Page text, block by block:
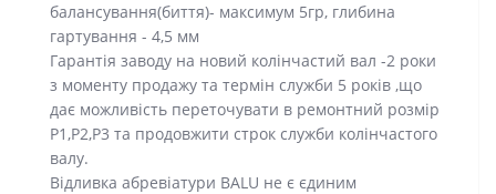
балансування(биття)- максимум 5гр, глибина
гартування - 4,5 мм
Гарантія заводу на новий колінчастий вал -2 роки
з моменту продажу та термін служби 5 років ,що
дає можливість переточувати в ремонтний розмір
Р1,Р2,Р3 та продовжити строк служби колінчастого
валу.
Відливка абревіатури BALU не є єдиним